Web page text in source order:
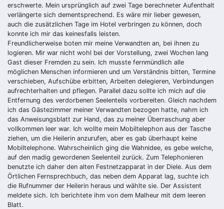
erschwerte. Mein ursprünglich auf zwei Tage berechneter Aufenthalt
verlängerte sich dementsprechend. Es wäre mir lieber gewesen,
auch die zusätzlichen Tage im Hotel verbringen zu können, doch
konnte ich mir das keinesfalls leisten.
Freundlicherweise boten mir meine Verwandten an, bei ihnen zu
logieren. Mir war nicht wohl bei der Vorstellung, zwei Wochen lang
Gast dieser Fremden zu sein. Ich musste fernmündlich alle
möglichen Menschen informieren und um Verständnis bitten, Termine
verschieben, Aufschübe erbitten, Arbeiten delegieren, Verbindungen
aufrechterhalten und pflegen. Parallel dazu sollte ich mich auf die
Entfernung des verdorbenen Seelenteils vorbereiten. Gleich nachdem
ich das Gästezimmer meiner Verwandten bezogen hatte, nahm ich
das Anweisungsblatt zur Hand, das zu meiner Überraschung aber
vollkommen leer war. Ich wollte mein Mobiltelephon aus der Tasche
ziehen, um die Heilerin anzurufen, aber es gab überhaupt keine
Mobiltelephone. Wahrscheinlich ging die Wahnidee, es gebe welche,
auf den madig gewordenen Seelenteil zurück. Zum Telephonieren
benutzte ich daher den alten Festnetzapparat in der Diele. Aus dem
Örtlichen Fernsprechbuch, das neben dem Apparat lag, suchte ich
die Rufnummer der Heilerin heraus und wählte sie. Der Assistent
meldete sich. Ich berichtete ihm von dem Malheur mit dem leeren
Blatt.